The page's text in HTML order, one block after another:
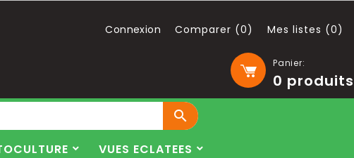
Panier:
0 produits
Connexion Comparer (0) Mes listes (0)

VUES ECLATEES